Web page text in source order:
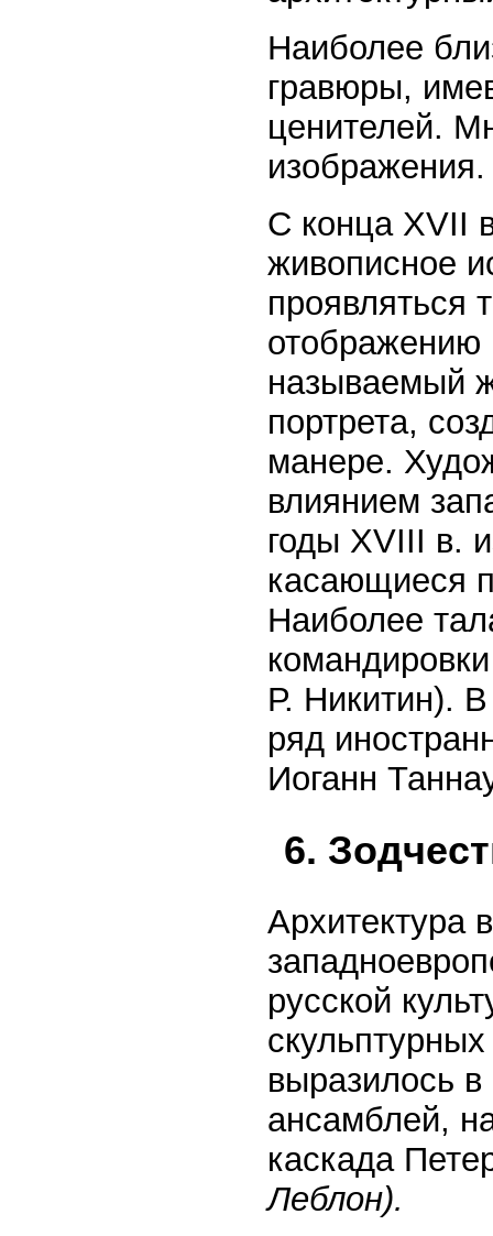
Наиболее
гравюры,
ценителей.
изображения.
С конца XVII
живописное
проявляться
отображению
называемый
портрета,
манере.
влиянием
годы XVIII в.
касающиеся
Наиболее
Р. Никитин).
ряд
Иоганн
6.
Архитектура
русской
выразилось
ансамблей,
каскада
Леблон).